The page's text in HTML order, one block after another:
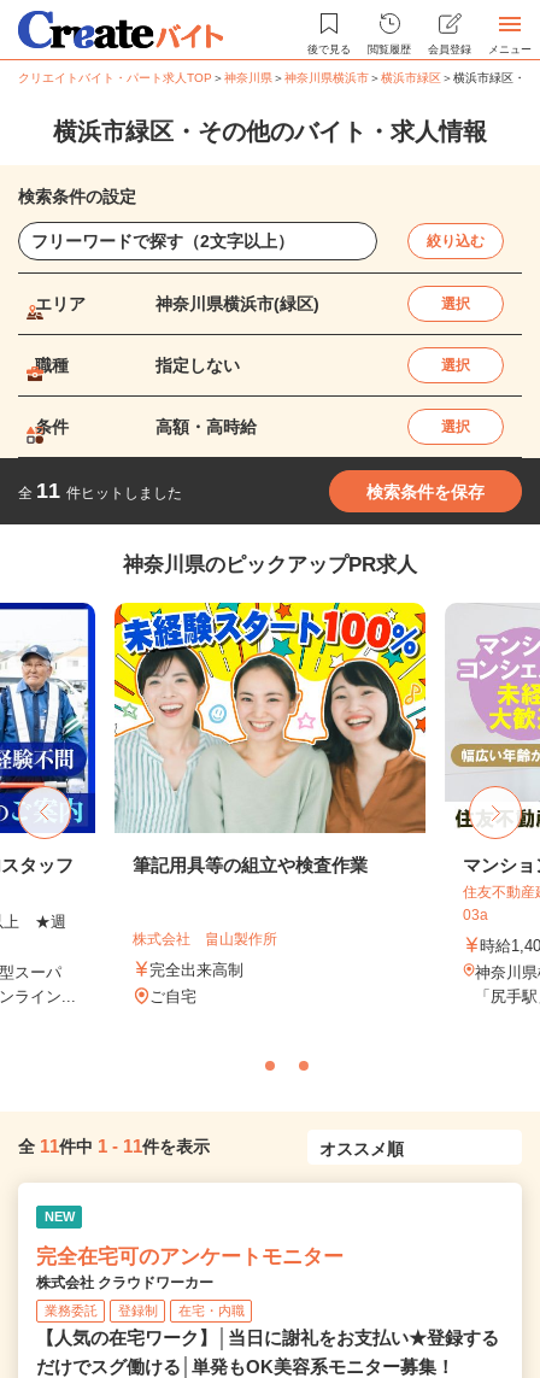
後で見る 閲覧履歴 会員登録 メニュー
クリエイトバイト・パート求人TOP ＞神奈川県＞神奈川県横浜市＞横浜市緑区＞横浜市緑区・
横浜市緑区・その他のバイト・求人情報
検索条件の設定
絞り込む
エリア 神奈川県横浜市(緑区) 選択
職種 指定しない 選択
条件 高額・高時給 選択
全 11 件ヒットしました 検索条件を保存
神奈川県のピックアップPR求人
タッフ
上 ★週
スーパ
ライン...
筆記用具等の組立や検査作業
株式会社 畠山製作所
完全出来高制
ご自宅
マンシ
住友不動産
03a
時給
神奈川
「尻手
全 11件中 1 - 11件を表示
NEW
完全在宅可のアンケートモニター
株式会社 クラウドワーカー
業務委託 登録制 在宅・内職
【人気の在宅ワーク】│当日に謝礼をお支払い★登録する
だけでスグ働ける│単発もOK美容系モニター募集！